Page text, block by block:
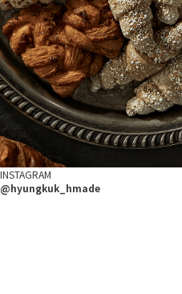
INSTAGRAM
@hyungkuk_hmade